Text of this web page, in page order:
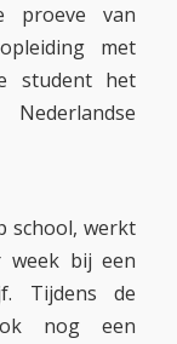
proeve van
met
student het
school, werkt
week bij een
Tijdens de
nog een